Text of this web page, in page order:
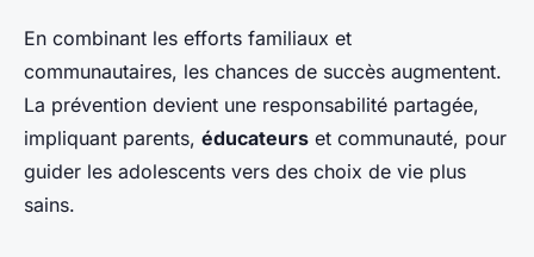
En combinant les efforts familiaux et
communautaires, les chances de succès augmentent.
La prévention devient une responsabilité partagée,
impliquant parents, éducateurs et communauté, pour
guider les adolescents vers des choix de vie plus
sains.